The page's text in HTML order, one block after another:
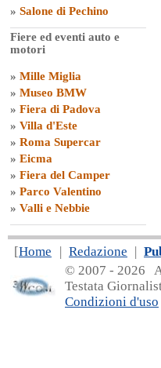
» Salone di Pechino
Fiere ed eventi auto e
motori
» Mille Miglia
» Museo BMW
» Fiera di Padova
» Villa d'Este
» Roma Supercar
» Eicma
» Fiera del Camper
» Parco Valentino
» Valli e Nebbie
[Home | Redazione |
© 2007 - 2026
Testata
Condizioni d'uso